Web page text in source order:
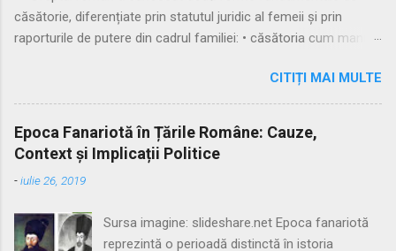
căsătorie, diferențiate prin statutul juridic al femeii și prin
raporturile de putere din cadrul familiei: • căsătoria cum manus
și practicată a fost căsătoria cu manus, prin care femeia
trecea sub autoritatea soțului, devenind parte a familiei
acestuia. Spre sfârșitul Republicii, tot mai multe femei au
început să evite această subordonare, trăind în uniuni
nelegitime. Pentru a limita fenomenul, romanii au recunoscut și
căsătoria fără manus, care permitea femeii să rămână sub
autonomia patrimonială. ⚖️ Formele căsătoriei cu manus
CITIȚI MAI MULTE
Epoca Fanariotă în Țările Române: Cauze,
Context și Implicații Politice
-iulie 26, 2019
Sursa imagine: slideshare.net Epoca fanariotă
reprezintă o perioadă distinctă în istoria